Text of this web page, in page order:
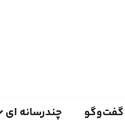
گفت‌وگو چندرسانه ای